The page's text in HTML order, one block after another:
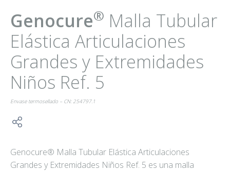
Genocure® Malla Tubular
Elástica Articulaciones
Grandes y Extremidades
Niños Ref. 5
Envase termosellado – CN: 254797.1
Genocure® Malla Tubular Elástica Articulaciones
Grandes y Extremidades Niños Ref. 5 es una malla